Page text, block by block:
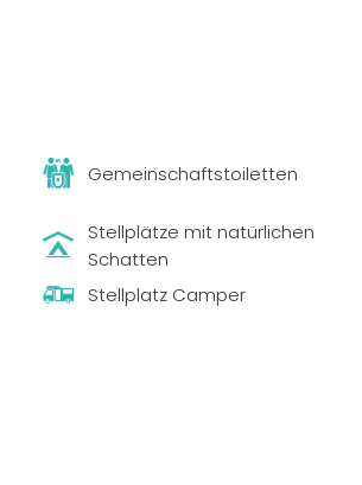
Gemeinschaftstoiletten
Stellplätze mit natürlichen
Schatten
Stellplatz Camper